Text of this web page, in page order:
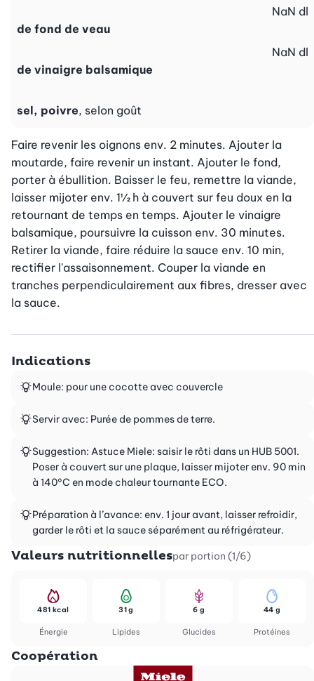
de fond de veau
NaN dl
de vinaigre balsamique
NaN dl
sel, poivre, selon goût
Faire revenir les oignons env. 2 minutes. Ajouter la
moutarde, faire revenir un instant. Ajouter le fond,
porter à ébullition. Baisser le feu, remettre la viande,
laisser mijoter env. 1½ h à couvert sur feu doux en la
retournant de temps en temps. Ajouter le vinaigre
balsamique, poursuivre la cuisson env. 30 minutes.
Retirer la viande, faire réduire la sauce env. 10 min,
rectifier l'assaisonnement. Couper la viande en
tranches perpendiculairement aux fibres, dresser avec
la sauce.
Indications
Moule: pour une cocotte avec couvercle
Servir avec: Purée de pommes de terre.
Suggestion: Astuce Miele: saisir le rôti dans un HUB 5001.
Poser à couvert sur une plaque, laisser mijoter env. 90 min
à 140°C en mode chaleur tournante ECO.
Préparation à l’avance: env. 1 jour avant, laisser refroidir,
garder le rôti et la sauce séparément au réfrigérateur.
Valeurs nutritionnellespar portion (1/6)
Énergie
481 kcal
Lipides
31 g
Glucides
6 g
Protéines
44 g
Coopération